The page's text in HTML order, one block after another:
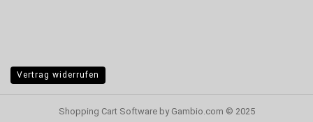
Vertrag widerrufen
Shopping Cart Softwareby Gambio.com © 2025